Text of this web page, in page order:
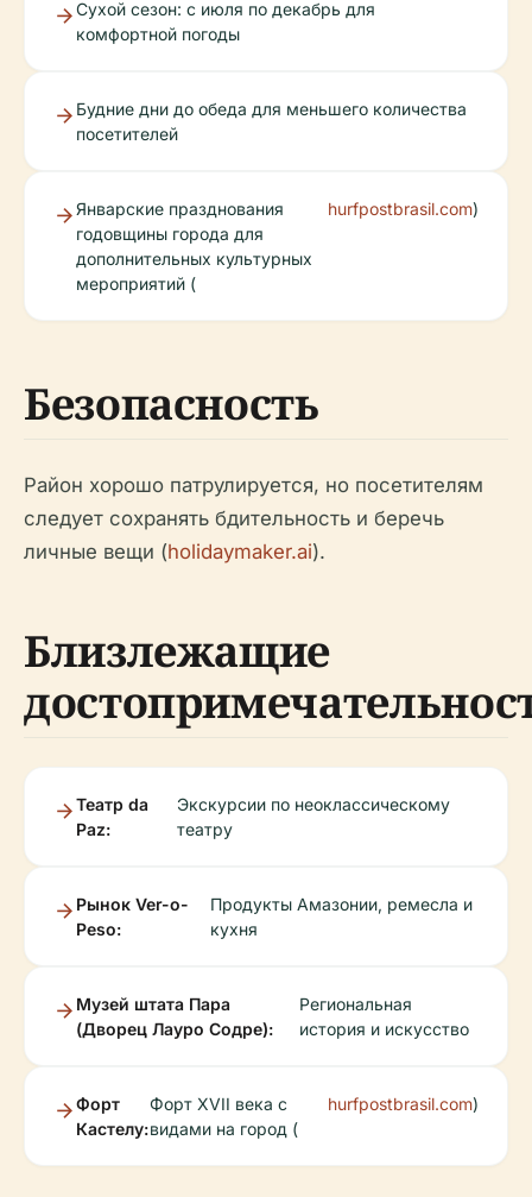
Сухой сезон: с июля по декабрь для
комфортной погоды
Будние дни до обеда для меньшего количества
посетителей
Январские празднования
годовщины города для
дополнительных культурных
мероприятий (
hurfpostbrasil.com)
Безопасность
Район хорошо патрулируется, но посетителям
следует сохранять бдительность и беречь
личные вещи (holidaymaker.ai).
Близлежащие
Театр da
Paz:
Экскурсии по неоклассическому
театру
Рынок Ver-o-
Peso:
Продукты Амазонии, ремесла и
кухня
Музей штата Пара
(Дворец Лауро Содре):
Региональная
история и искусство
Форт
Кастелу:
Форт XVII века с
видами на город (
hurfpostbrasil.com)